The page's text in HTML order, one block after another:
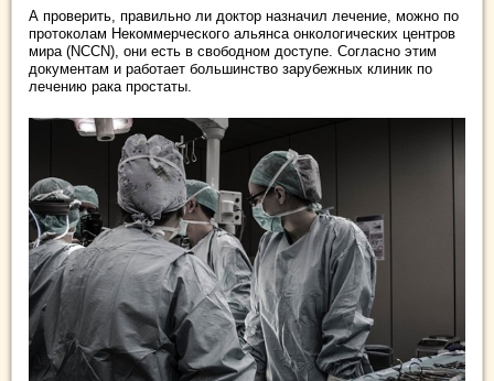
А проверить, правильно ли доктор назначил лечение, можно по
протоколам Некоммерческого альянса онкологических центров
мира (NCCN), они есть в свободном доступе. Согласно этим
документам и работает большинство зарубежных клиник по
лечению рака простаты.